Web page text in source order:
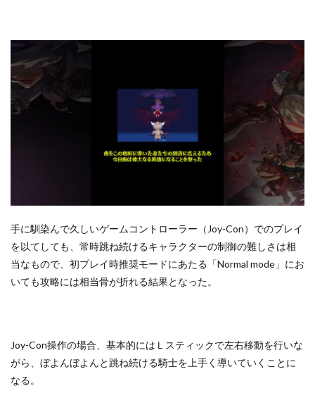
手に馴染んで久しいゲームコントローラー（Joy-Con）でのプレイ
を以てしても、常時跳ね続けるキャラクターの制御の難しさは相
当なもので、初プレイ時推奨モードにあたる「Normal mode」にお
いても攻略には相当骨が折れる結果となった。
Joy-Con操作の場合、基本的にはＬスティックで左右移動を行いな
がら、ぼよんぼよんと跳ね続ける騎士を上手く導いていくことに
なる。